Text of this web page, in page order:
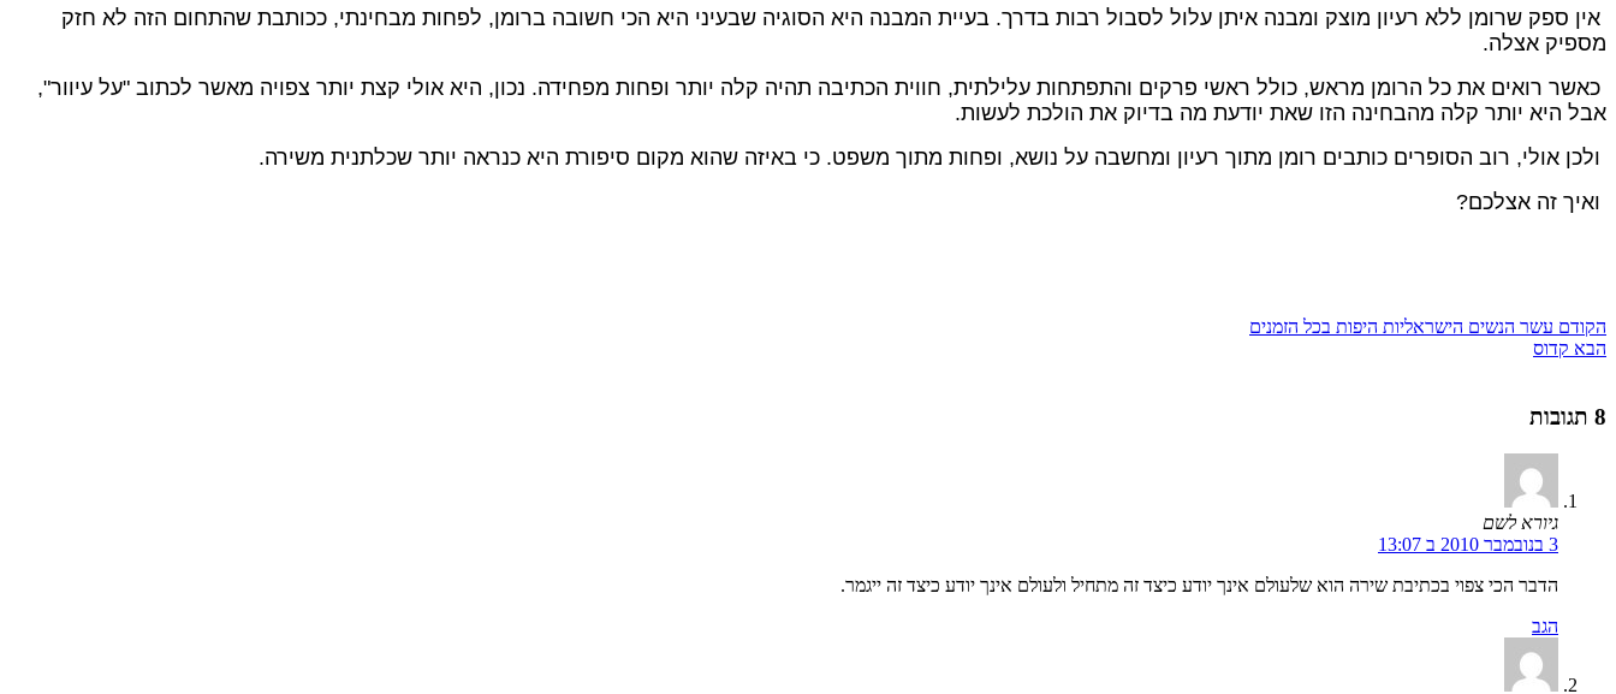
אין ספק שרומן ללא רעיון מוצק ומבנה איתן עלול לסבול רבות בדרך. בעיית המבנה היא הסוגיה שבעיני היא הכי חשובה ברומן, לפחות מבחינתי, ככותבת שהתחום הזה לא חזק
מספיק אצלה.
כאשר רואים את כל הרומן מראש, כולל ראשי פרקים והתפתחות עלילתית, חווית הכתיבה תהיה קלה יותר ופחות מפחידה. נכון, היא אולי קצת יותר צפויה מאשר לכתוב "על עיוור",
אבל היא יותר קלה מהבחינה הזו שאת יודעת מה בדיוק את הולכת לעשות.
ולכן אולי, רוב הסופרים כותבים רומן מתוך רעיון ומחשבה על נושא, ופחות מתוך משפט. כי באיזה שהוא מקום סיפורת היא כנראה יותר שכלתנית משירה.
ואיך זה אצלכם?
הקודם עשר הנשים הישראליות היפות בכל הזמנים
הבא קדוס
8 תגובות
גיורא לשם
3 בנובמבר 2010 ב 13:07
הדבר הכי צפוי בכתיבת שירה הוא שלעולם אינך יודע כיצד זה מתחיל ולעולם אינך יודע כיצד זה ייגמר.
הגב